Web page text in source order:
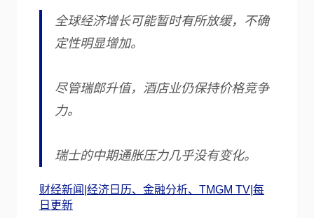
全球经济增长可能暂时有所放缓，不确
定性明显增加。
尽管瑞郎升值，酒店业仍保持价格竞争
力。
瑞士的中期通胀压力几乎没有变化。
财经新闻|经济日历、金融分析、TMGM TV|每
日更新